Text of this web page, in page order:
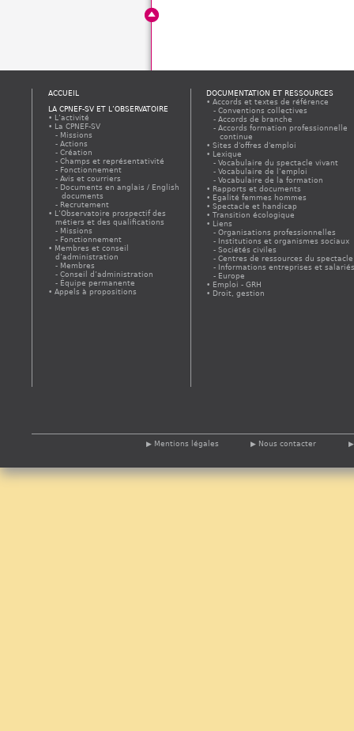
ACCUEIL
LA CPNEF-SV ET L’OBSERVATOIRE
L’activité
La CPNEF-SV
Missions
Actions
Création
Champs et représentativité
Fonctionnement
Avis et courriers
Documents en anglais / English
documents
Recrutement
L’Observatoire prospectif des
métiers et des qualifications
Missions
Fonctionnement
Membres et conseil
d’administration
Membres
Conseil d’administration
Équipe permanente
Appels à propositions
DOCUMENTATION ET RESSOURCES
Accords et textes de référence
Conventions collectives
Accords de branche
Accords formation professionnelle
continue
Sites d'offres d'emploi
Lexique
Vocabulaire du spectacle vivant
Vocabulaire de l’emploi
Vocabulaire de la formation
Rapports et documents
Egalité femmes hommes
Spectacle et handicap
Transition écologique
Liens
Organisations professionnelles
Institutions et organismes sociaux
Sociétés civiles
Centres de ressources du spectacle
Informations entreprises et
Europe
Emploi - GRH
Droit, gestion
Mentions légales Nous contacter